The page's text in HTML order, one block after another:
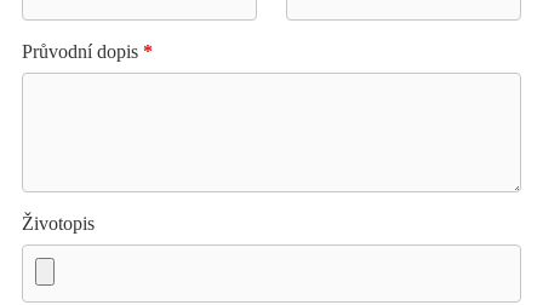
Průvodní dopis *
Životopis